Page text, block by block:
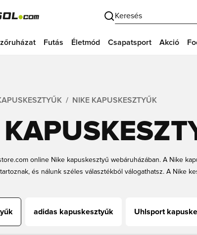
Keresés
Futás Életmód Csapatsport Akció
NIKE KAPUSKESZTYŰK
online Nike kapuskesztyű webáruházában. A Nike
és nálunk széles választékból válogathatsz. A Nike
a piacon, és ha csak a legjobb jöhet szóba, akkor a Nike
biztosan megtaláld a számodra legmegfelelőbb Nike
adidas kapuskesztyűk Uhlsport